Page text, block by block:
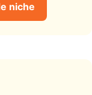
niche